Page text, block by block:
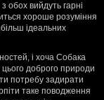
обох вийдуть гарні
хороше розуміння
ідеальних
і хоча Собака
цього доброго природи
потребу задирати
таке поводження